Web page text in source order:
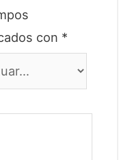
con *